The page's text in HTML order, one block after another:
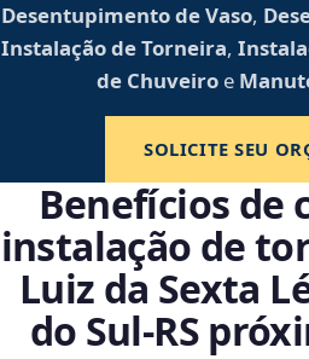
Desentupimento de Vaso,
Instalação de Torneira,
de Chuveiro e
SOLICITE SEU
Benefícios de
instalação de
Luiz da Sexta
do Sul‑RS